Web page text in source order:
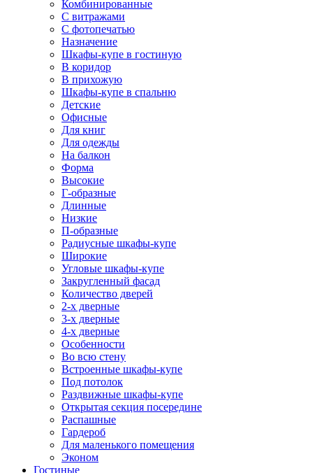
Комбинированные
С витражами
С фотопечатью
Назначение
Шкафы-купе в гостиную
В коридор
В прихожую
Шкафы-купе в спальню
Детские
Офисные
Для книг
Для одежды
На балкон
Форма
Высокие
Г-образные
Длинные
Низкие
П-образные
Радиусные шкафы-купе
Широкие
Угловые шкафы-купе
Закругленный фасад
Количество дверей
2-х дверные
3-х дверные
4-х дверные
Особенности
Во всю стену
Встроенные шкафы-купе
Под потолок
Раздвижные шкафы-купе
Открытая секция посередине
Распашные
Гардероб
Для маленького помещения
Эконом
Гостиные